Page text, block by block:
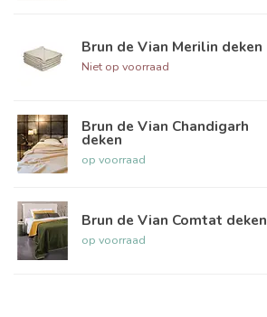
Brun de Vian Merilin deken
Niet op voorraad
Brun de Vian Chandigarh
deken
op voorraad
Brun de Vian Comtat deken
op voorraad